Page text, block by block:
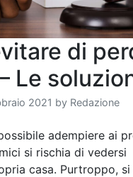
di
Le
2021 by Redazione
adempiere ai
si rischia di vedersi
casa. Purtroppo,